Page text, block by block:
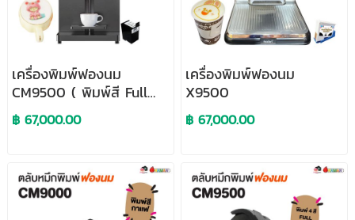
เครื่องพิมพ์ฟองนม
CM9500 ( พิมพ์สี Full
Colors )
฿ 67,000.00
เครื่องพิมพ์ฟองนม
X9500
฿ 67,000.00